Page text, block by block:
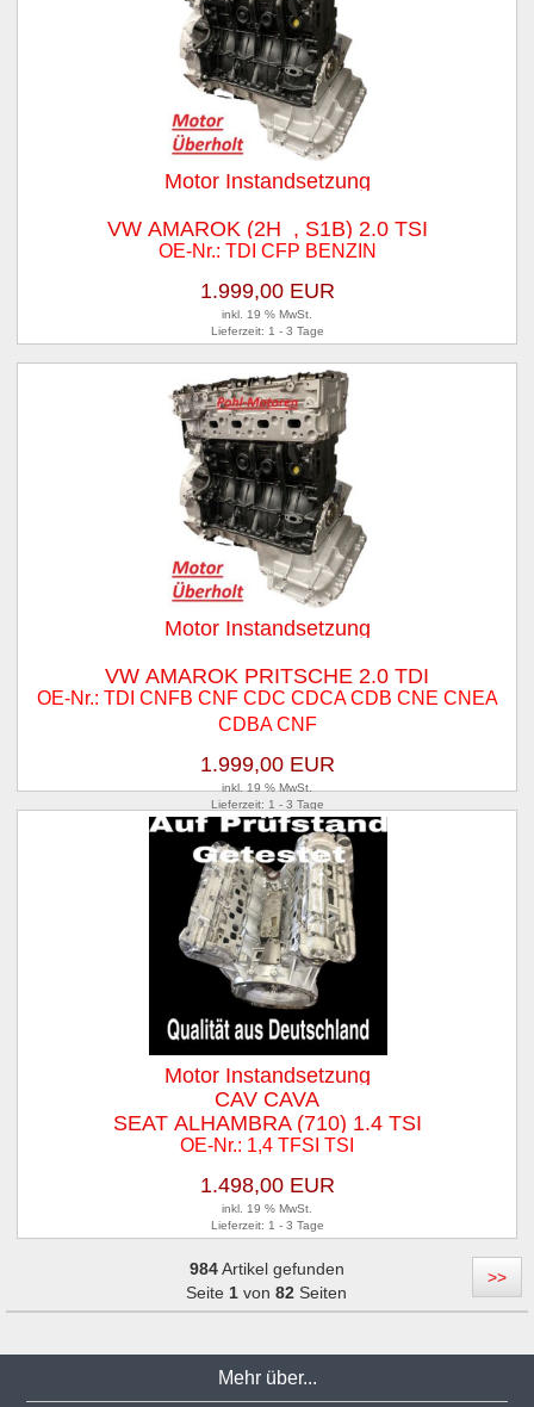
Motor Instandsetzung
VW AMAROK (2H_, S1B) 2.0 TSI
OE-Nr.: TDI CFP BENZIN
1.999,00 EUR
inkl. 19 % MwSt.
Lieferzeit: 1 - 3 Tage
Motor Instandsetzung
VW AMAROK PRITSCHE 2.0 TDI
OE-Nr.: TDI CNFB CNF CDC CDCA CDB CNE CNEA
CDBA CNF
1.999,00 EUR
inkl. 19 % MwSt.
Lieferzeit: 1 - 3 Tage
Motor Instandsetzung
CAV CAVA
SEAT ALHAMBRA (710) 1.4 TSI
OE-Nr.: 1,4 TFSI TSI
1.498,00 EUR
inkl. 19 % MwSt.
Lieferzeit: 1 - 3 Tage
984Artikel gefunden
Seite 1 von82 Seiten
>>
Mehr über...